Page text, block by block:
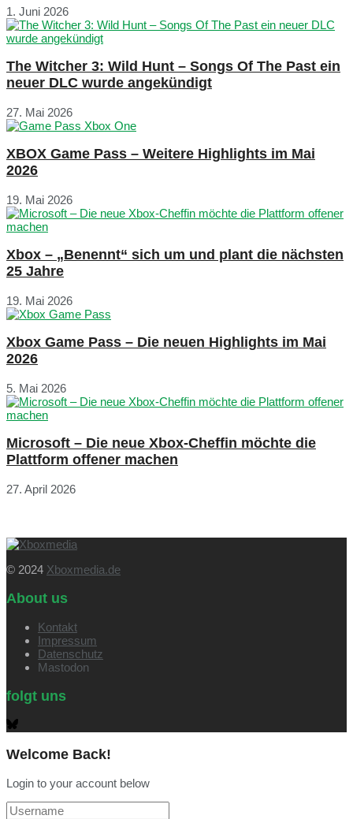
1. Juni 2026
The Witcher 3: Wild Hunt – Songs Of The Past ein
neuer DLC wurde angekündigt
27. Mai 2026
XBOX Game Pass – Weitere Highlights im Mai
2026
19. Mai 2026
Xbox – „Benennt“ sich um und plant die nächsten
25 Jahre
19. Mai 2026
Xbox Game Pass – Die neuen Highlights im Mai
2026
5. Mai 2026
Microsoft – Die neue Xbox-Cheffin möchte die
Plattform offener machen
27. April 2026
© 2024 Xboxmedia.de
About us
Kontakt
Impressum
Datenschutz
Mastodon
folgt uns
Welcome Back!
Login to your account below